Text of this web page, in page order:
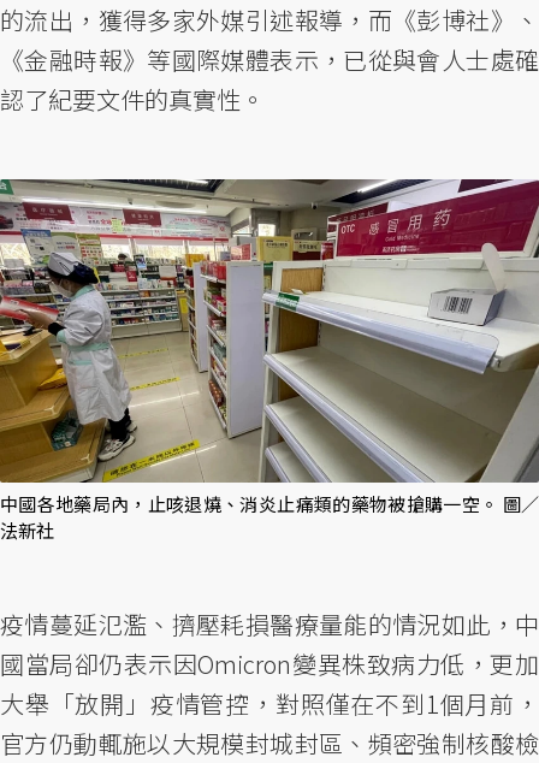
的流出，獲得多家外媒引述報導，而《彭博社》、
《金融時報》等國際媒體表示，已從與會人士處確
認了紀要文件的真實性。
中國各地藥局內，止咳退燒、消炎止痛類的藥物被搶購一空。 圖／
法新社
疫情蔓延氾濫、擠壓耗損醫療量能的情況如此，中
國當局卻仍表示因Omicron變異株致病力低，更加
大舉「放開」疫情管控，對照僅在不到1個月前，
官方仍動輒施以大規模封城封區、頻密強制核酸檢